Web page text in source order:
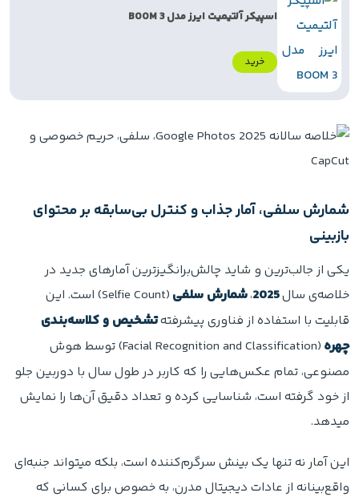
اسپیکر آلتیمیت ایرز مدل BOOM 3
خرید
شمارش سلفی، آمار جذاب و کنترل بی‌سابقه بر محتوای
بازبینی
یکی از جالب‌ترین و شاید چالش‌برانگیزترین آمارهای جدید در
خلاصه‌ی سال2025،شمارش سلفی
(Selfie Count) است. این
قابلیت با استفاده از فناوری پیشرفتهتشخیص و کلاسه‌بندی
چهره
(Facial Recognition and Classification) توسط هوش
مصنوعی، تمام عکس‌هایی را که کاربر در طول سال با دوربین جلو
از خود گرفته است، شناسایی کرده و تعداد دقیق آن‌ها را نمایش
میدهد.
این آمار نه تنها یک بینش سرگرم‌کننده است، بلکه میتواند جنبه‌ای
واقع‌بینانه از عادات دیجیتال مدرن، به خصوص برای کسانی که